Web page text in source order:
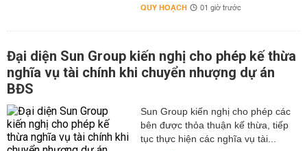
QUY HOẠCH 01 giờ trước
Đại diện Sun Group kiến nghị cho phép kế thừa
nghĩa vụ tài chính khi chuyển nhượng dự án
BĐS
Sun Group kiến nghị cho phép các
bên được thỏa thuận kế thừa, tiếp
tục thực hiện các nghĩa vụ tài...